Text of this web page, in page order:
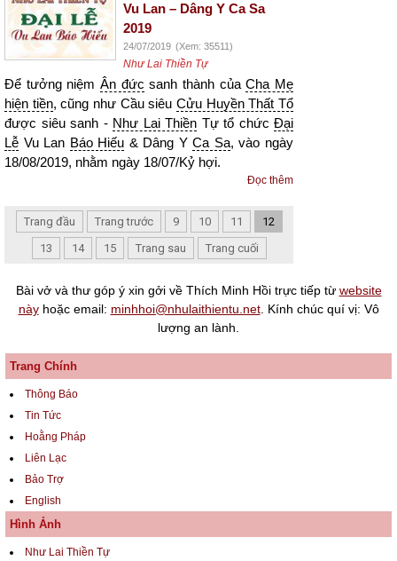
Vu Lan – Dâng Y Ca Sa
2019
24/07/2019 (Xem: 35511)
Như Lai Thiền Tự
Để tưởng niệm Ân đức sanh thành củaCha Mẹ
hiện tiền, cũng như Cầu siêuCửu Huyền Thất Tổ
được siêu sanh - Như Lai Thiền Tự tổ chức Đại
Lễ Vu Lan Báo Hiếu & Dâng YCa Sa, vào ngày
18/08/2019, nhằm ngày 18/07/Kỷ hợi.
Đọc thêm
Trang đầu Trang trước 9 10 11
12
13
14 15 Trang sau Trang cuối
Bài vở và thư góp ý xin gởi về Thích Minh Hồi trực tiếp từ website
nàyhoặc email: minhhoi@nhulaithientu.net. Kính chúc quí vị: Vô
lượng an lành.
Trang Chính
Thông Báo
Tin Tức
Hoằng Pháp
Liên Lạc
Bảo Trợ
English
Hình Ảnh
Như Lai Thiền Tự